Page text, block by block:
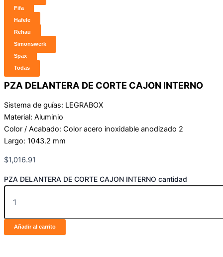
Fifa
Hafele
Rehau
Simonswerk
Spax
Todas
PZA DELANTERA DE CORTE CAJON INTERNO
Sistema de guías: LEGRABOX
Material: Aluminio
Color / Acabado: Color acero inoxidable anodizado 2
Largo: 1043.2 mm
$1,016.91
PZA DELANTERA DE CORTE CAJON INTERNO cantidad
Añadir al carrito